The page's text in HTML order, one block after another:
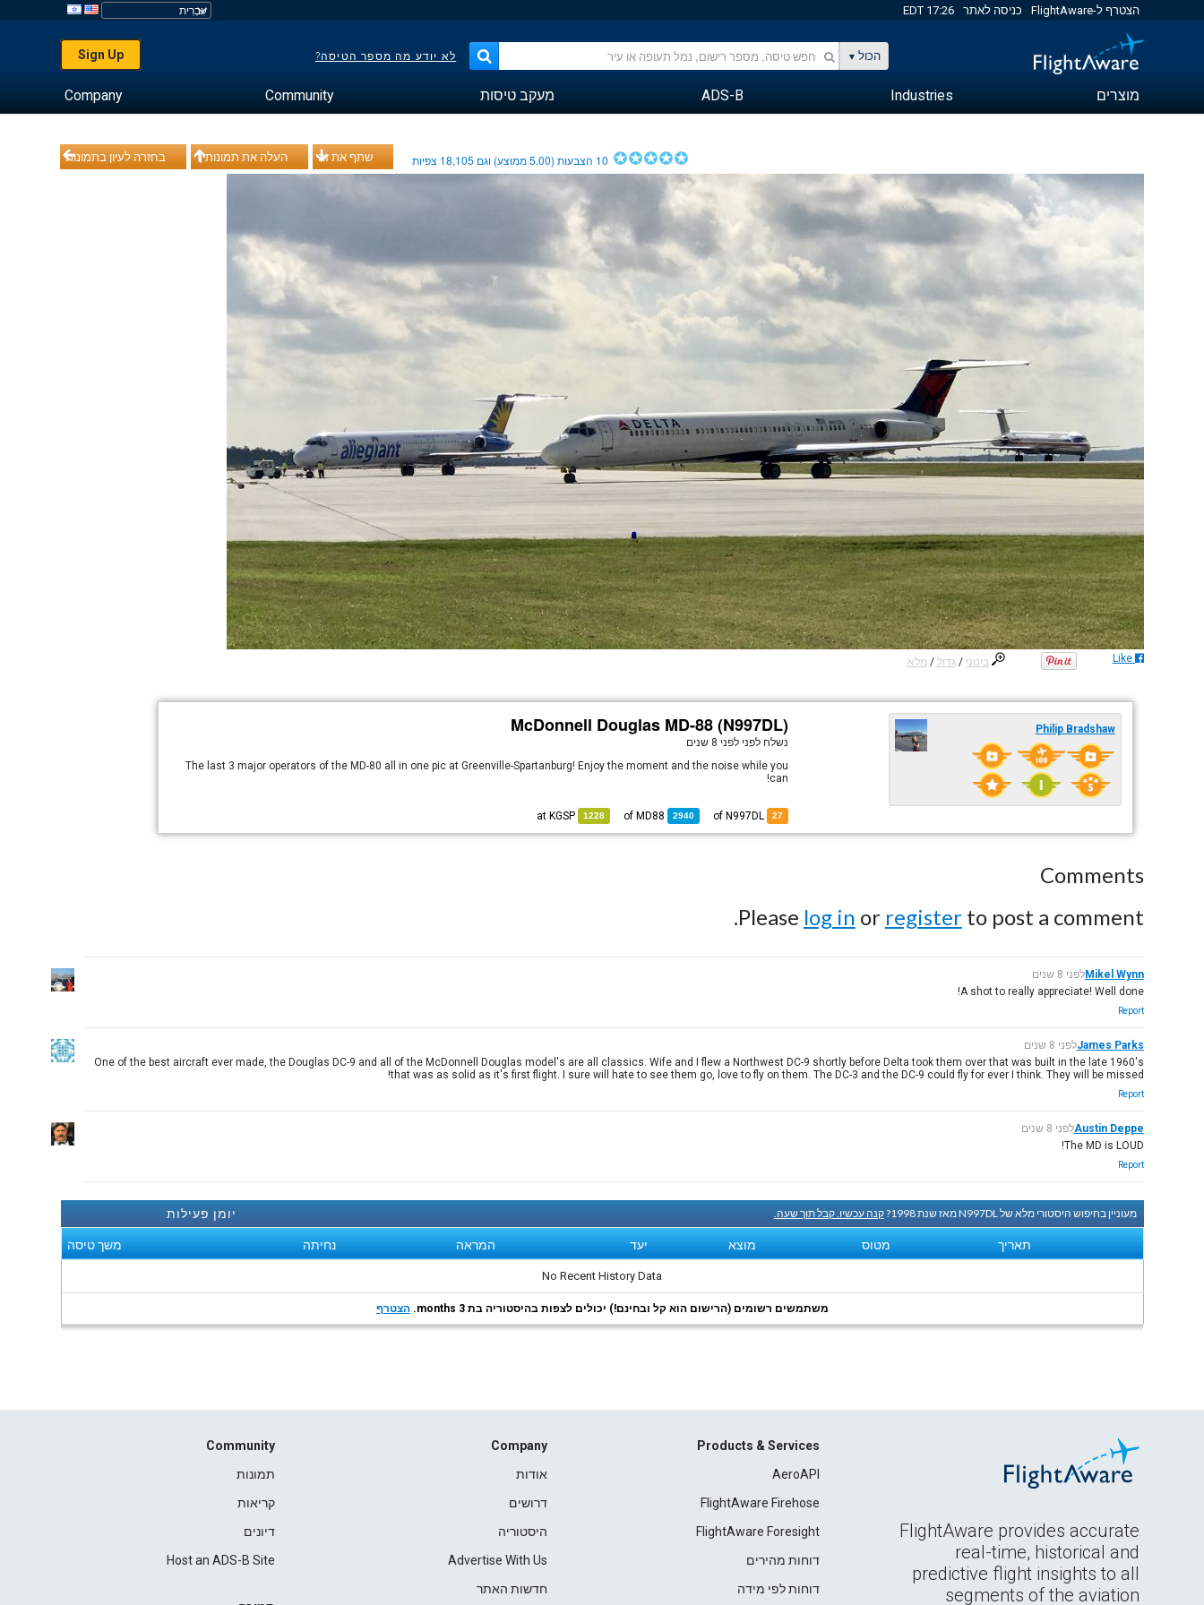
הצטרף ל-FlightAware כניסה לאתר 17:26 EDT
הכול לא יודע מה מספר הטיסה? Sign Up
מוצרים Industries
ADS-B מעקב טיסות Community
Company
בחזרה לעיון בתמונות העלה את תמונותיך שתף את זה 10 הצבעות (5.00ממוצע) וגם 18,105 צפיות
בינוני /גדול / מלא Like
McDonnell Douglas MD-88 (N997DL)
נשלח לפנילפני 8 שנים
The last 3 major operators of the MD-80 all in one pic at Greenville-Spartanburg! Enjoy the moment and the noise while you
can!
27
of N997DL
2940
MD88
1228
at
KGSP
Philip Bradshaw
Comments
Please log in or registerto post a comment.
Mikel Wynnלפני 8 שנים
A shot to really appreciate! Well done!
Report
James Parksלפני 8 שנים
One of the best aircraft ever made, the Douglas DC-9 and all of the McDonnell Douglas model's are all classics. Wife and I flew a Northwest DC-9 shortly before Delta took them over that was built in the late 1960's
that was as solid as it's first flight. I sure will hate to see them go, love to fly on them. The DC-3 and the DC-9 could fly for ever I think. They will be missed!
Report
Austin Deppeלפני 8 שנים
The MD is LOUD!
Report
יומן פעילות מעוניין בחיפוש היסטורי מלא של N997DL מאז שנת 1998? קנה עכשיו. קבל תוך שעה.
תאריך מטוס מוצא יעד המראה נחיתה משך טיסה
No Recent History Data
משתמשים רשומים (הרישום הוא קל ובחינם!) יכולים לצפות בהיסטוריה בת 3 months. הצטרף
FlightAware provides accurate
real-time, historical and
predictive flight insights to all
segments of the aviation
Products & Services
AeroAPI
FlightAware Firehose
FlightAware Foresight
דוחות מהירים
דוחות לפי מידה
Company
אודות
דרושים
היסטוריה
Advertise With Us
חדשות האתר
Community
תמונות
קריאות
דיונים
Host an ADS-B Site